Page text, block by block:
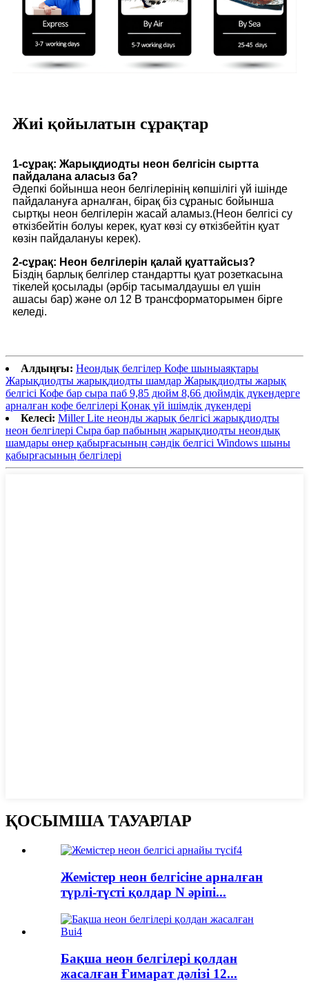
Жиі қойылатын сұрақтар
1-сұрақ: Жарықдиодты неон белгісін сыртта
пайдалана аласыз ба?
Әдепкі бойынша неон белгілерінің көпшілігі үй ішінде
пайдалануға арналған, бірақ біз сұраныс бойынша
сыртқы неон белгілерін жасай аламыз.(Неон белгісі су
өткізбейтін болуы керек, қуат көзі су өткізбейтін қуат
көзін пайдалануы керек).
2-сұрақ: Неон белгілерін қалай қуаттайсыз?
Біздің барлық белгілер стандартты қуат розеткасына
тікелей қосылады (әрбір тасымалдаушы ел үшін
ашасы бар) және ол 12 В трансформаторымен бірге
келеді.
Алдыңғы: Неондық белгілер Кофе шыныаяқтары
Жарықдиодты жарықдиодты шамдар Жарықдиодты жарық
белгісі Кофе бар сыра паб 9,85 дюйм 8,66 дюймдік дүкендерге
арналған кофе белгілері Қонақ үй ішімдік дүкендері
Келесі: Miller Lite неонды жарық белгісі жарықдиодты
неон белгілері Сыра бар пабының жарықдиодты неондық
шамдары өнер қабырғасының сәндік белгісі Windows шыны
қабырғасының белгілері
ҚОСЫМША ТАУАРЛАР
Жемістер неон белгісіне арналған
түрлі-түсті қолдар N әріпі...
Бақша неон белгілері қолдан
жасалған Ғимарат дәлізі 12...